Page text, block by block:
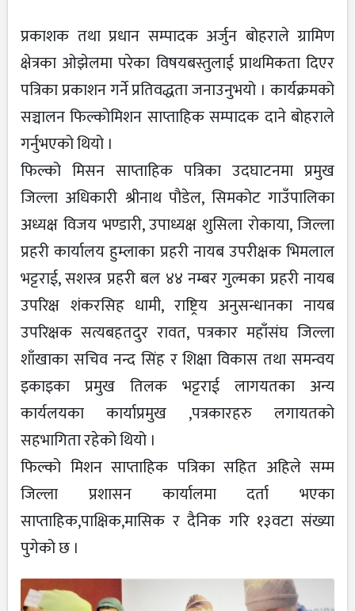
प्रकाशक तथा प्रधान सम्पादक अर्जुन बोहराले ग्रामिण
क्षेत्रका ओझेलमा परेका विषयबस्तुलाई प्राथमिकता दिएर
पत्रिका प्रकाशन गर्ने प्रतिवद्धता जनाउनुभयो । कार्यक्रमको
सञ्चालन फिल्कोमिशन साप्ताहिक सम्पादक दाने बोहराले
गर्नुभएको थियो ।
फिल्को मिसन साप्ताहिक पत्रिका उदघाटनमा प्रमुख
जिल्ला अधिकारी श्रीनाथ पौडेल, सिमकोट गाउँपालिका
अध्यक्ष विजय भण्डारी, उपाध्यक्ष शुसिला रोकाया, जिल्ला
प्रहरी कार्यालय हुम्लाका प्रहरी नायब उपरीक्षक भिमलाल
भट्टराई, सशस्त्र प्रहरी बल ४४ नम्बर गुल्मका प्रहरी नायब
उपरिक्ष शंकरसिह धामी, राष्ट्रिय अनुसन्धानका नायब
उपरिक्षक सत्यबहतदुर रावत, पत्रकार महाँसंघ जिल्ला
शाँखाका सचिव नन्द सिंह र शिक्षा विकास तथा समन्वय
इकाइका प्रमुख तिलक भट्टराई लागयतका अन्य
कार्यलयका कार्याप्रमुख ,पत्रकारहरु लगायतको
सहभागिता रहेको थियो ।
फिल्को मिशन साप्ताहिक पत्रिका सहित अहिले सम्म
जिल्ला प्रशासन कार्यालमा दर्ता भएका
साप्ताहिक,पाक्षिक,मासिक र दैनिक गरि १३वटा संख्या
पुगेको छ ।